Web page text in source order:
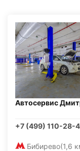
Автосервис
+7 (499) 110-28-
Бибирево(1,6